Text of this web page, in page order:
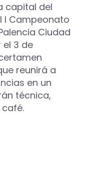
capital del
I Campeonato
Ciudad
el 3 de
reunirá a
en un
técnica,